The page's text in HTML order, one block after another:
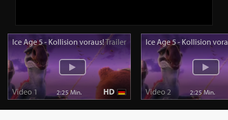
Ice Age 5 - Kollision voraus!Trailer
Video 1 2:25 Min. HD
Ice Age 5 - Kollision
Video 2 2:25 Min.